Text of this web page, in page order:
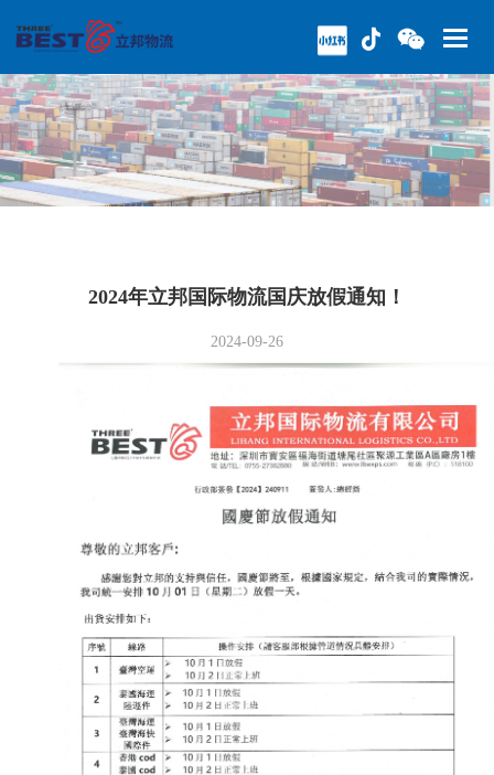
2024年立邦国际物流国庆放假通知！
2024-09-26